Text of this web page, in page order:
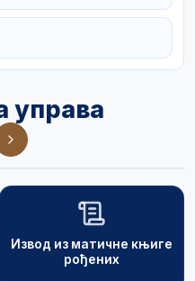
управа
Извод из матичне књиге
рођених